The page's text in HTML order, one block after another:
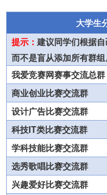
大学生
提示： 建议同学们根据
而不是盲从添加所有群
我爱竞赛网赛事交流总群
商业创业比赛交流群
设计广告比赛交流群
科技IT类比赛交流群
学科技能比赛交流群
选秀歌唱比赛交流群
兴趣爱好比赛交流群